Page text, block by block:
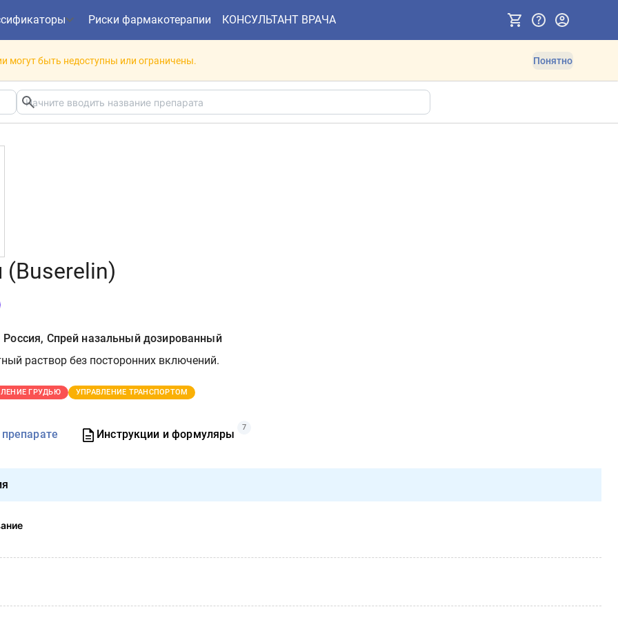
Риски фармакотерапии КОНСУЛЬТАНТ ВРАЧА
могут быть недоступны или ограничены. Понятно
(Buserelin)
Спрей назальный дозированный
раствор без посторонних включений.
ГРУДЬЮ УПРАВЛЕНИЕ ТРАНСПОРТОМ
Инструкции и формуляры
7